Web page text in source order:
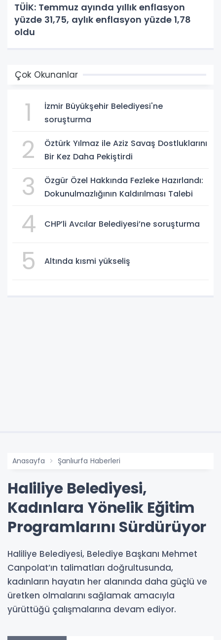
TÜİK: Temmuz ayında yıllık enflasyon
yüzde 31,75, aylık enflasyon yüzde 1,78
oldu
Çok Okunanlar
1
İzmir Büyükşehir Belediyesi'ne
soruşturma
2
Öztürk Yılmaz ile Aziz Savaş Dostluklarını
Bir Kez Daha Pekiştirdi
3
Özgür Özel Hakkında Fezleke Hazırlandı:
Dokunulmazlığının Kaldırılması Talebi
4 CHP’li Avcılar Belediyesi’ne soruşturma
5 Altında kısmi yükseliş
Anasayfa Şanlıurfa Haberleri
Haliliye Belediyesi,
Kadınlara Yönelik Eğitim
Programlarını Sürdürüyor
Haliliye Belediyesi, Belediye Başkanı Mehmet
Canpolat’ın talimatları doğrultusunda,
kadınların hayatın her alanında daha güçlü ve
üretken olmalarını sağlamak amacıyla
yürüttüğü çalışmalarına devam ediyor.